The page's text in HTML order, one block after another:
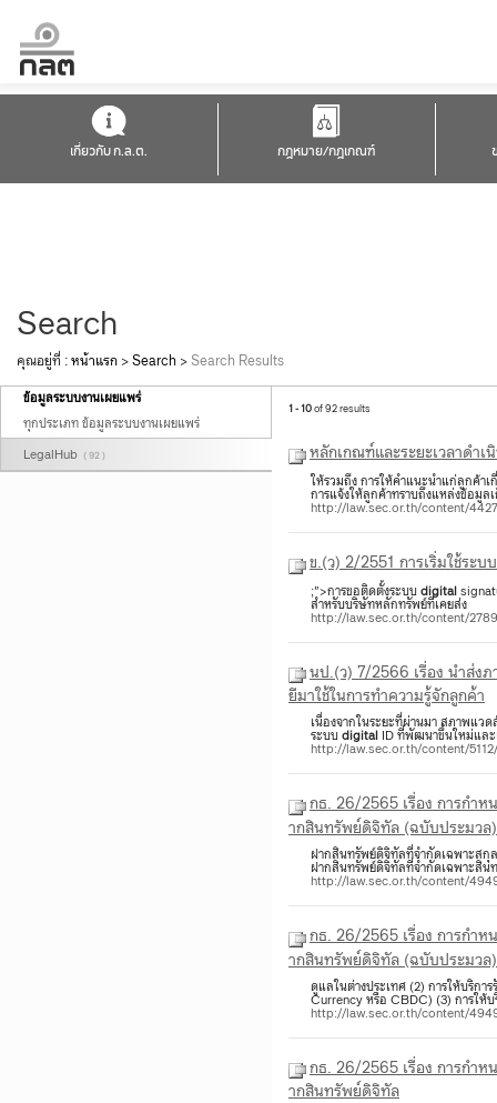
เกี่ยวกับ ก.ล.ต. กฎหมาย/กฎเกณฑ์
Search
คุณอยู่ที่ :หน้าแรก >Search >Search Results
ข้อมูลระบบงานเผยแพร่
ทุกประเภท ข้อมูลระบบงานเผยแพร่
LegalHub ( 92 )
1 - 10of 92 results
หลักเกณฑ์และระยะเวลาดำ
ให้รวมถึง การให้คำแนะนำแก่ลูกค้า
การแจ้งให้ลูกค้าทราบถึงแหล่งข้อมูล
http://law.sec.or.th/content/
ข.(ว) 2/2551 การเริ่มใช้ระ
;">การขอติดตั้งระบบdigital
สำหรับบริษัทหลักทรัพย์ที่เคยส่ง
http://law.sec.or.th/content/
นป.(ว) 7/2566 เรื่อง นําส่ง
ยีมาใช้ในการทําความรู้จักลูกค้า
เนื่องจากในระยะที่ผ่านมา สภาพแ
ระบบdigital ID ที่พัฒนาขึ้นใหม่และ
http://law.sec.or.th/content/
กธ. 26/2565 เรื่อง การกำ
ากสินทรัพย์ดิจิทัล (ฉบับประมวล)
ฝากสินทรัพย์ดิจิทัลที่จำกัดเฉพาะสกุ
ฝากสินทรัพย์ดิจิทัลที่จำกัดเฉพาะสิน
http://law.sec.or.th/content/
กธ. 26/2565 เรื่อง การกำ
ากสินทรัพย์ดิจิทัล (ฉบับประมวล)
ดูแลในต่างประเทศ (2) การให้บริก
Currency หรือ CBDC) (3) การให้บ
http://law.sec.or.th/content/
กธ. 26/2565 เรื่อง การกำ
ากสินทรัพย์ดิจิทัล